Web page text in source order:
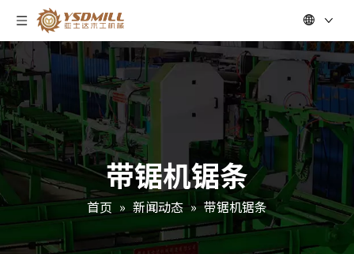
带锯机锯条
首页 » 新闻动态 » 带锯机锯条